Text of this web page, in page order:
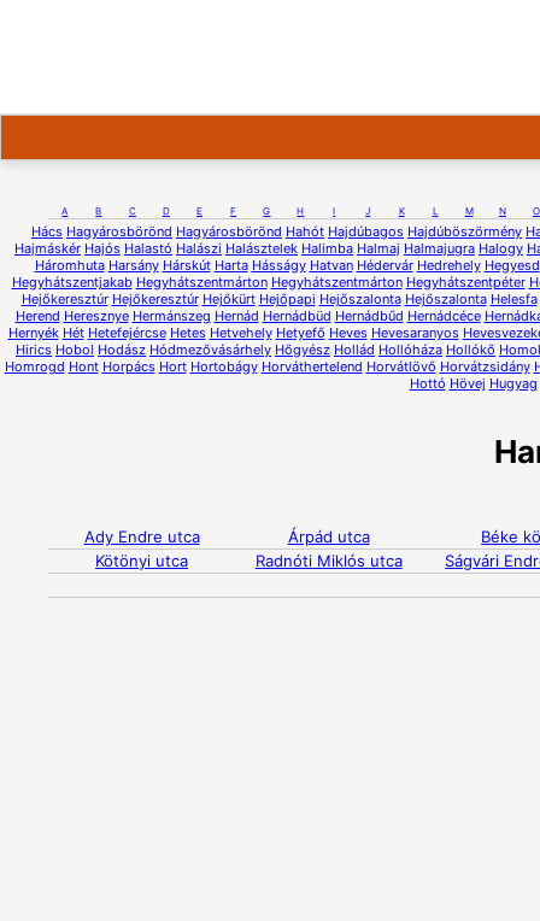
A B C D E F G H I J K L M N O
Hács Hagyárosbörönd Hagyárosbörönd Hahót Hajdúbagos Hajdúböszörmény
Hajmáskér Hajós Halastó Halászi Halásztelek Halimba Halmaj Halmajugra Halogy
Háromhuta Harsány Hárskút Harta Hásságy Hatvan Hédervár Hedrehely Hegyesd
Hegyhátszentjakab Hegyhátszentmárton Hegyhátszentmárton Hegyhátszentpéter
Hejőkeresztúr Hejőkeresztúr Hejőkürt Hejőpapi Hejőszalonta Hejőszalonta Helesfa
Herend Heresznye Hermánszeg Hernád Hernádbüd Hernádbűd Hernádcéce
Hernyék Hét Hetefejércse Hetes Hetvehely Hetyefő Heves Hevesaranyos
Hirics Hobol Hodász Hódmezővásárhely Hőgyész Hollád Hollóháza Hollókő
Homrogd Hont Horpács Hort Hortobágy Horváthertelend Horvátlövő Horvátzsidány
Hottó Hövej Hugyag
Ady Endre utca Árpád utca
Béke
Kötönyi utca
Radnóti Miklós utca Ságvári